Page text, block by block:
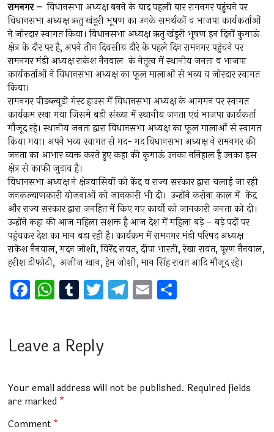
रामनगर – विधानसभा अध्यक्ष बनने के बाद पहली बार रामनगर पहुंचने पर
विधानसभा अध्यक्ष ऋतु खंडूरी भूषण का उनके समर्थकों व भाजपा कार्यकर्ताओं
ने जोरदार स्वागत किया। विधानसभा अध्यक्ष ऋतु खंडूरी भूषण इन दिनों कुमाऊं
क्षेत्र के दौर पर है, अपने तीन दिवसीय दौरे के पहले दिन रामनगर पहुंचने पर
रामनगर मंडी अध्यक्ष राकेश नैनवाल के नेतृत्व में स्थानीय जनता व भाजपा
कार्यकर्ताओं ने विधानसभा अध्यक्ष का फूल मालाओं से भव्य व जोरदार स्वागत
किया।
रामनगर पीडब्ल्यूडी गेस्ट हाउस में विधानसभा अध्यक्ष के आगमन पर स्वागत
कार्यक्रम रखा गया जिसमे बड़ी संख्या में स्थानीय जनता एवं भाजपा कार्यकर्ता
मौजूद रहे। स्थानीय जनता द्वारा विधानसभा अध्यक्ष का फूल मालाओं से स्वागत
किया गया। अपने भव्य स्वागत से गद- गद विधानसभा अध्यक्ष ने रामनगर की
जनता का आभार व्यक्त करते हुए कहा की कुमाऊं उनका ननिहाल है उनका इस
क्षेत्र से काफी जुड़ाव है।
विधानसभा अध्यक्ष ने क्षेत्रवासियों को केंद्र व राज्य सरकार द्वारा चलाई जा रही
जनकल्याणकारी योजनाओं को जानकारी भी दी। उन्होंने करोना काल में केंद्र
और राज्य सरकार द्वारा जनहित में किए गए कार्यों को जानकारी जनता को दी।
उन्होंने कहा की आज महिला सशक्त है आज देश में महिला बड़े – बड़े पदों पर
पहुंचकर देश का मान बड़ा रही है। कार्यक्रम में रामनगर मंडी परिषद अध्यक्ष
राकेश नैनवाल, मदन जोशी, विरेंद्र रावत, दीपा भारती, रेखा रावत, पूरण नैनवाल,
हरीश डीफोटी, अजीज खान, हेम जोशी, मान सिंह रावत आदि मौजूद रहे।
F
a
b
o
k
W
h
s
p
p
T
u
bl
T
wi
er
T
el
m
E
m
Leave a Reply
Your email address will not be published. Required fields
are marked *
Comment *